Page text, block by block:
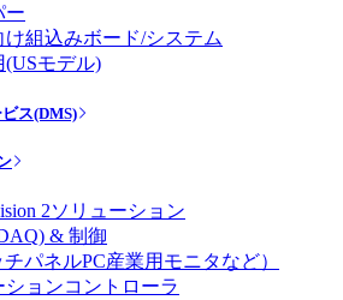
ー
組込みボード/システム
モデル)
ス(DMS)
2ソリューション
& 制御
パネルPC産業用モニタなど）
ションコントローラ